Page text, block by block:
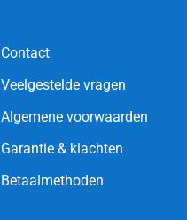
Contact
Veelgestelde vragen
Algemene voorwaarden
Garantie & klachten
Betaalmethoden